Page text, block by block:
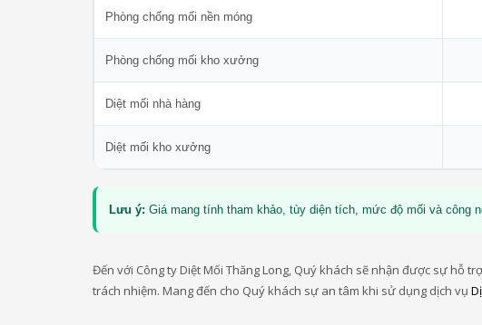
Phòng chống mối nền móng
Phòng chống mối kho xưởng
Diệt mối nhà hàng
Diệt mối kho xưởng
Lưu ý: Giá mang tính tham khảo, tùy diện tích, mức độ mối và công
Đến với Công ty Diệt Mối Thăng Long, Quý khách sẽ nhận được sự hỗ
trách nhiệm. Mang đến cho Quý khách sự an tâm khi sử dụng dịch vụ